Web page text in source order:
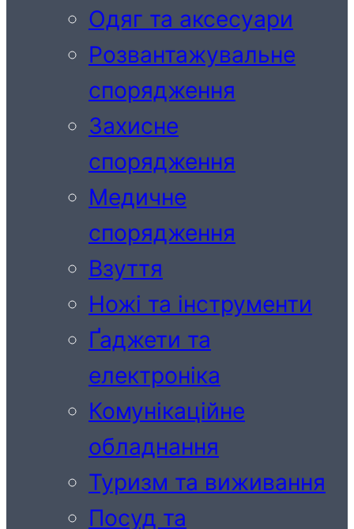
Одяг та аксесуари
Розвантажувальне
спорядження
Захисне
спорядження
Медичне
спорядження
Взуття
Ножі та інструменти
Ґаджети та
електроніка
Комунікаційне
обладнання
Туризм та виживання
Посуд та